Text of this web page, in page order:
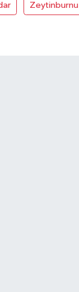
Zeytinburnu